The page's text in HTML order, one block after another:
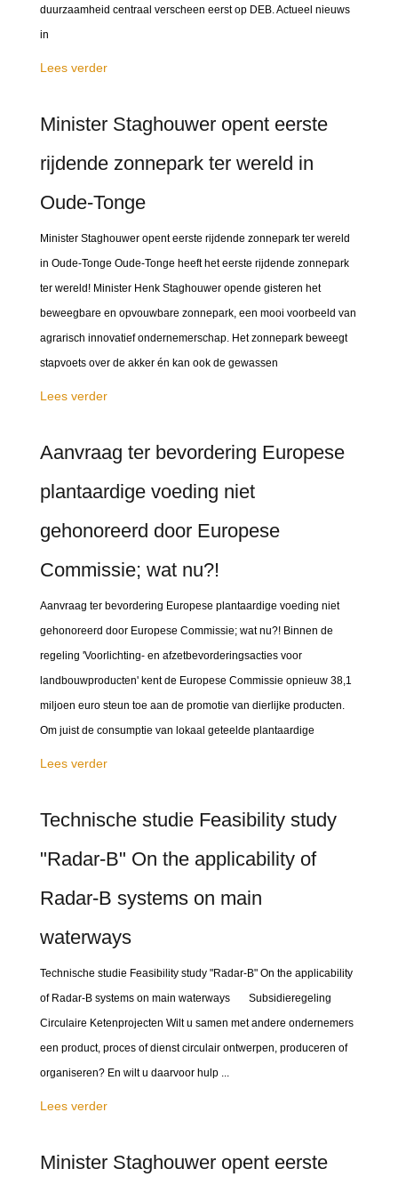
duurzaamheid centraal verscheen eerst op DEB. Actueel nieuws
in
Lees verder
Minister Staghouwer opent eerste
rijdende zonnepark ter wereld in
Oude-Tonge
Minister Staghouwer opent eerste rijdende zonnepark ter wereld
in Oude-Tonge Oude-Tonge heeft het eerste rijdende zonnepark
ter wereld! Minister Henk Staghouwer opende gisteren het
beweegbare en opvouwbare zonnepark, een mooi voorbeeld van
agrarisch innovatief ondernemerschap. Het zonnepark beweegt
stapvoets over de akker én kan ook de gewassen
Lees verder
Aanvraag ter bevordering Europese
plantaardige voeding niet
gehonoreerd door Europese
Commissie; wat nu?!
Aanvraag ter bevordering Europese plantaardige voeding niet
gehonoreerd door Europese Commissie; wat nu?! Binnen de
regeling 'Voorlichting- en afzetbevorderingsacties voor
landbouwproducten' kent de Europese Commissie opnieuw 38,1
miljoen euro steun toe aan de promotie van dierlijke producten.
Om juist de consumptie van lokaal geteelde plantaardige
Lees verder
Technische studie Feasibility study
"Radar-B" On the applicability of
Radar-B systems on main
waterways
Technische studie Feasibility study "Radar-B" On the applicability
of Radar-B systems on main waterways Subsidieregeling
Circulaire Ketenprojecten Wilt u samen met andere ondernemers
een product, proces of dienst circulair ontwerpen, produceren of
organiseren? En wilt u daarvoor hulp ...
Lees verder
Minister Staghouwer opent eerste